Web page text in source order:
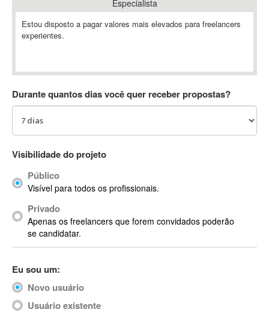
Ableton Push
Abstract
AC3
ACID Pro
ACPI
Acrobat
Acrobat X
Acronis
ACT
Actimize
ActionScript
ActionScript 3
Especialista
Estou disposto a pagar valores mais elevados para freelancers
experientes.
Durante quantos dias você quer receber propostas?
Visibilidade do projeto
Público
Visível para todos os profissionais.
Privado
Apenas os freelancers que forem convidados poderão
se candidatar.
Eu sou um:
Novo usuário
Usuário existente